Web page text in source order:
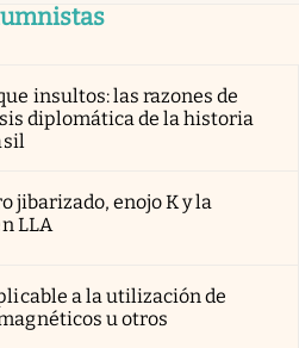
insultos: las razones de
diplomática de la historia
jibarizado, enojo K y la
LLA
a la utilización de
u otros